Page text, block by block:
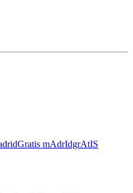
mAdrIdgrAtIS